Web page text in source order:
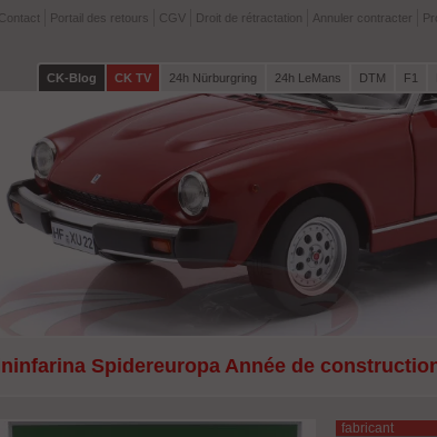
Contact Portail des retours CGV Droit de rétractation Annuler contracter
CK-Blog CK TV 24h Nürburgring 24h LeMans DTM F1
Spidereuropa Année de
fabricant